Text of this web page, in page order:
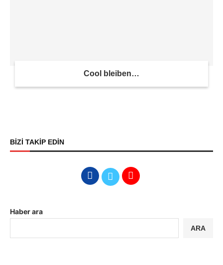
Cool bleiben…
BİZİ TAKİP EDİN
Haber ara
ARA